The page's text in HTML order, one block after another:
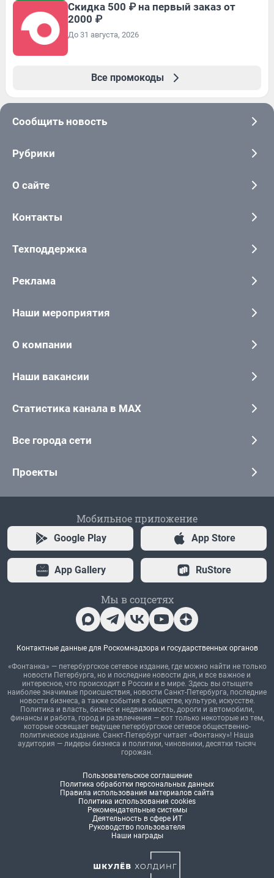
Скидка 500 ₽ на первый заказ от
2000 ₽
До 31 августа, 2026
Все промокоды
Сообщить новость
Рубрики
О сайте
Контакты
Техподдержка
Реклама
Наши мероприятия
О компании
Наши вакансии
Статистика канала в MAX
Все города сети
Проекты
Мобильное приложение
Google Play App Store
App Gallery RuStore
Мы в соцсетях
Контактные данные для Роскомнадзора и государственных органов
«Фонтанка» — петербургское сетевое издание, где можно найти не только
новости Петербурга, но и последние новости дня, и все важное и
интересное, что происходит в России и в мире. Здесь вы отыщете
наиболее значимые происшествия, новости Санкт-Петербурга, последние
новости бизнеса, а также события в обществе, культуре, искусстве.
Политика и власть, бизнес и недвижимость, дороги и автомобили,
финансы и работа, город и развлечения — вот только некоторые из тем,
которые освещает ведущее петербургское сетевое общественно-
политическое издание. Санкт-Петербург читает «Фонтанку»! Наша
аудитория — лидеры бизнеса и политики, чиновники, десятки тысяч
горожан.
Пользовательское соглашение
Политика обработки персональных данных
Правила использования материалов сайта
Политика использования cookies
Рекомендательные системы
Деятельность в сфере ИТ
Руководство пользователя
Наши награды